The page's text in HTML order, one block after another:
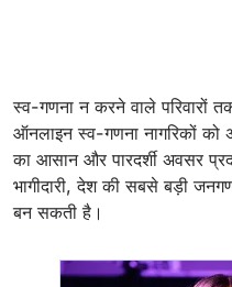
स्व-गणना न करने वाले परिवारों
ऑनलाइन स्व-गणना नागरिकों को
का आसान और पारदर्शी अवसर
भागीदारी, देश की सबसे बड़ी
बन सकती है।